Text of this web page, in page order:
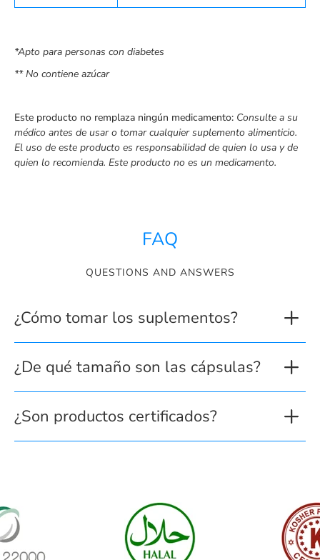
*Apto para personas con diabetes
** No contiene azúcar
Este producto no remplaza ningún medicamento: Consulte a su
médico antes de usar o tomar cualquier suplemento alimenticio.
El uso de este producto es responsabilidad de quien lo usa y de
quien lo recomienda. Este producto no es un medicamento.
FAQ
QUESTIONS AND ANSWERS
¿Cómo tomar los suplementos?
¿De qué tamaño son las cápsulas?
¿Son productos certificados?